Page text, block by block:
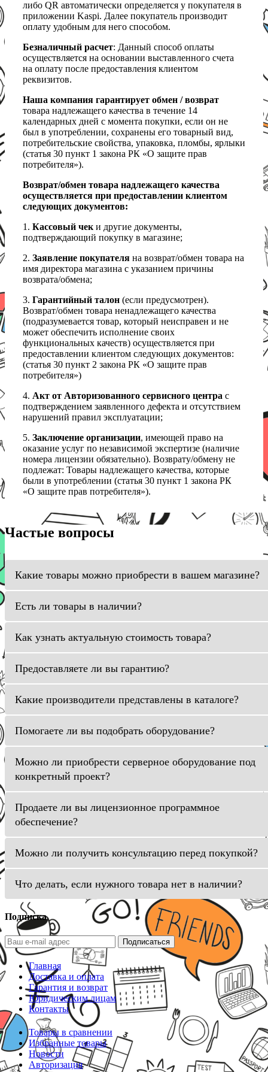
либо QR автоматически определяется у покупателя в
приложении Kaspi. Далее покупатель производит
оплату удобным для него способом.
Безналичный расчет: Данный способ оплаты
осуществляется на основании выставленного счета
на оплату после предоставления клиентом
реквизитов.
Наша компания гарантирует обмен / возврат
товара надлежащего качества в течение 14
календарных дней с момента покупки, если он не
был в употреблении, сохранены его товарный вид,
потребительские свойства, упаковка, пломбы, ярлыки
(статья 30 пункт 1 закона РК «О защите прав
потребителя»).
Возврат/обмен товара надлежащего качества
осуществляется при предоставлении клиентом
следующих документов:
1. Кассовый чек и другие документы,
подтверждающий покупку в магазине;
2. Заявление покупателя на возврат/обмен товара на
имя директора магазина с указанием причины
возврата/обмена;
3. Гарантийный талон (если предусмотрен).
Возврат/обмен товара ненадлежащего качества
(подразумевается товар, который неисправен и не
может обеспечить исполнение своих
функциональных качеств) осуществляется при
предоставлении клиентом следующих документов:
(статья 30 пункт 2 закона РК «О защите прав
потребителя»)
4. Акт от Авторизованного сервисного центра с
подтверждением заявленного дефекта и отсутствием
нарушений правил эксплуатации;
5. Заключение организации, имеющей право на
оказание услуг по независимой экспертизе (наличие
номера лицензии обязательно). Возврату/обмену не
подлежат: Товары надлежащего качества, которые
были в употреблении (статья 30 пункт 1 закона РК
«О защите прав потребителя»).
Частые вопросы
Какие товары можно приобрести в вашем магазине?
Есть ли товары в наличии?
Как узнать актуальную стоимость товара?
Предоставляете ли вы гарантию?
Какие производители представлены в каталоге?
Помогаете ли вы подобрать оборудование?
Можно ли приобрести серверное оборудование под
конкретный проект?
Продаете ли вы лицензионное программное
обеспечение?
Можно ли получить консультацию перед покупкой?
Что делать, если нужного товара нет в наличии?
Подписка
Подписаться
Главная
Доставка и оплата
Гарантия и возврат
Юридическим лицам
Контакты
Товары в сравнении
Избранные товары
Новости
Авторизация